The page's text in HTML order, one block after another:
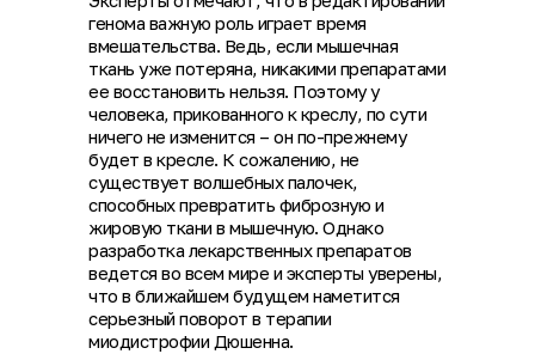
генома важную роль играет время
вмешательства. Ведь, если мышечная
ткань уже потеряна, никакими препаратами
ее восстановить нельзя. Поэтому у
человека, прикованного к креслу, по сути
ничего не изменится – он по-прежнему
будет в кресле. К сожалению, не
существует волшебных палочек,
способных превратить фиброзную и
жировую ткани в мышечную. Однако
разработка лекарственных препаратов
ведется во всем мире и эксперты уверены,
что в ближайшем будущем наметится
серьезный поворот в терапии
миодистрофии Дюшенна.